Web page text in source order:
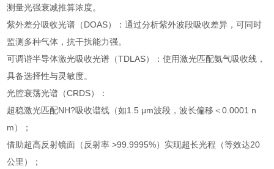
测量光强衰减推算浓度。
紫外差分吸收光谱（DOAS）：通过分析紫外波段吸收差异，可同时
监测多种气体，抗干扰能力强。
可调谐半导体激光吸收光谱（TDLAS）：使用激光匹配氨气吸收线，
具备选择性与灵敏度。
光腔衰荡光谱（CRDS）：
超稳激光匹配NH?吸收谱线（如1.5 μm波段，波长偏移＜0.0001 n
m）；
借助超高反射镜面（反射率 >99.9995%）实现超长光程（等效达20
公里）；